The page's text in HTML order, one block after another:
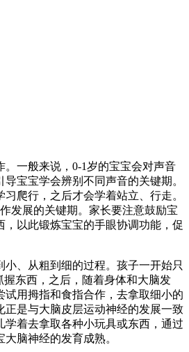
。一般来说，0-1岁的宝宝会对声音
宝宝学会辨别不同声音的关键期。
爬行，之后才会学着站立、行走。
发展的关键期。家长要注意鼓励宝
，以此锻炼宝宝的手眼协调功能，促
小、从粗到细的过程。孩子一开始只
握东西，之后，随着身体和大脑发
试用拇指和食指合作，去拿取细小的
正是与大脑皮层运动神经的发展一致
学着去拿取各种小玩具或东西，通过
脑神经的发育成熟。